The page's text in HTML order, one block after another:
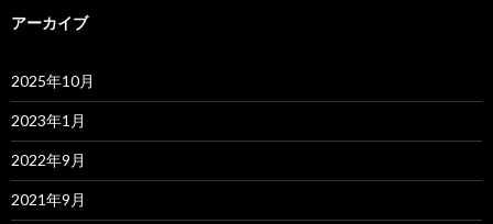
アーカイブ
2025年10月
2023年1月
2022年9月
2021年9月